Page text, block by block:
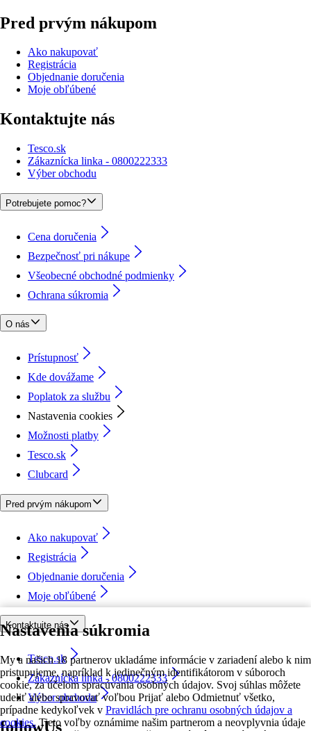
Nastavenia súkromia
My a našich 18 partnerov ukladáme informácie v zariadení alebo k nim
pristupujeme, napríklad k jedinečným identifikátorom v súboroch
cookie, za účelom spracúvania osobných údajov. Svoj súhlas môžete
udeliť alebo spravovať voľbou Prijať alebo Odmietnuť všetko,
prípadne kedykoľvek v Pravidlách pre ochranu osobných údajov a
cookies. Tieto voľby oznámime našim partnerom a neovplyvnia údaje
Pred prvým nákupom
Ako nakupovať
Registrácia
Objednanie doručenia
Moje obľúbené
Kontaktujte nás
Tesco.sk
Zákaznícka linka - 0800222333
Výber obchodu
Potrebujete pomoc?
Cena doručenia
Bezpečnosť pri nákupe
Všeobecné obchodné podmienky
Ochrana súkromia
O nás
Prístupnosť
Kde dovážame
Poplatok za službu
Nastavenia cookies
Možnosti platby
Tesco.sk
Clubcard
Pred prvým nákupom
Ako nakupovať
Registrácia
Objednanie doručenia
Moje obľúbené
Kontaktujte nás
Tesco.sk
Zákaznícka linka - 0800222333
Výber obchodu
followUs